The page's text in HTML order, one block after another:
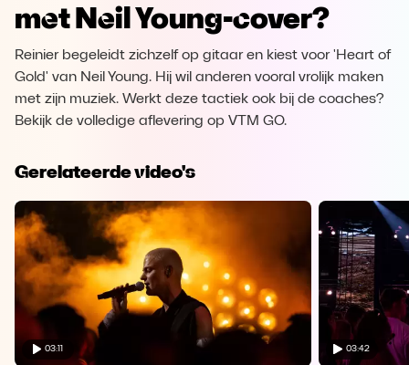
Opera Download
met Neil Young-cover?
Reinier begeleidt zichzelf op gitaar en kiest voor 'Heart of
Gold' van Neil Young. Hij wil anderen vooral vrolijk maken
met zijn muziek. Werkt deze tactiek ook bij de coaches?
Bekijk de volledige aflevering op VTM GO.
Gerelateerde video's
03:11 03:42